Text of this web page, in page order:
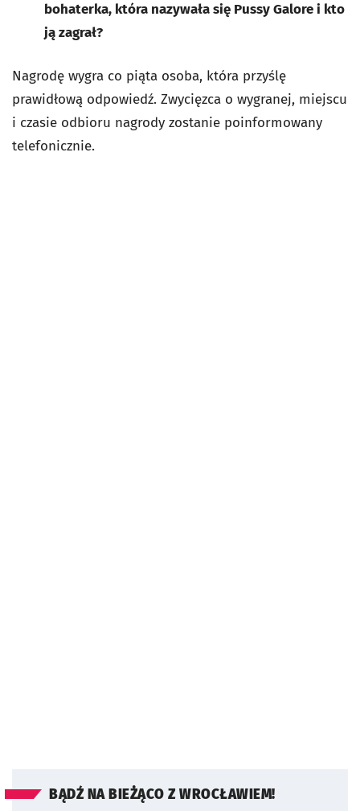
bohaterka, która nazywała się Pussy Galore i kto
ją zagrał?
Nagrodę wygra co piąta osoba, która przyślę
prawidłową odpowiedź. Zwycięzca o wygranej, miejscu
i czasie odbioru nagrody zostanie poinformowany
telefonicznie.
BĄDŹ NA BIEŻĄCO Z WROCŁAWIEM!